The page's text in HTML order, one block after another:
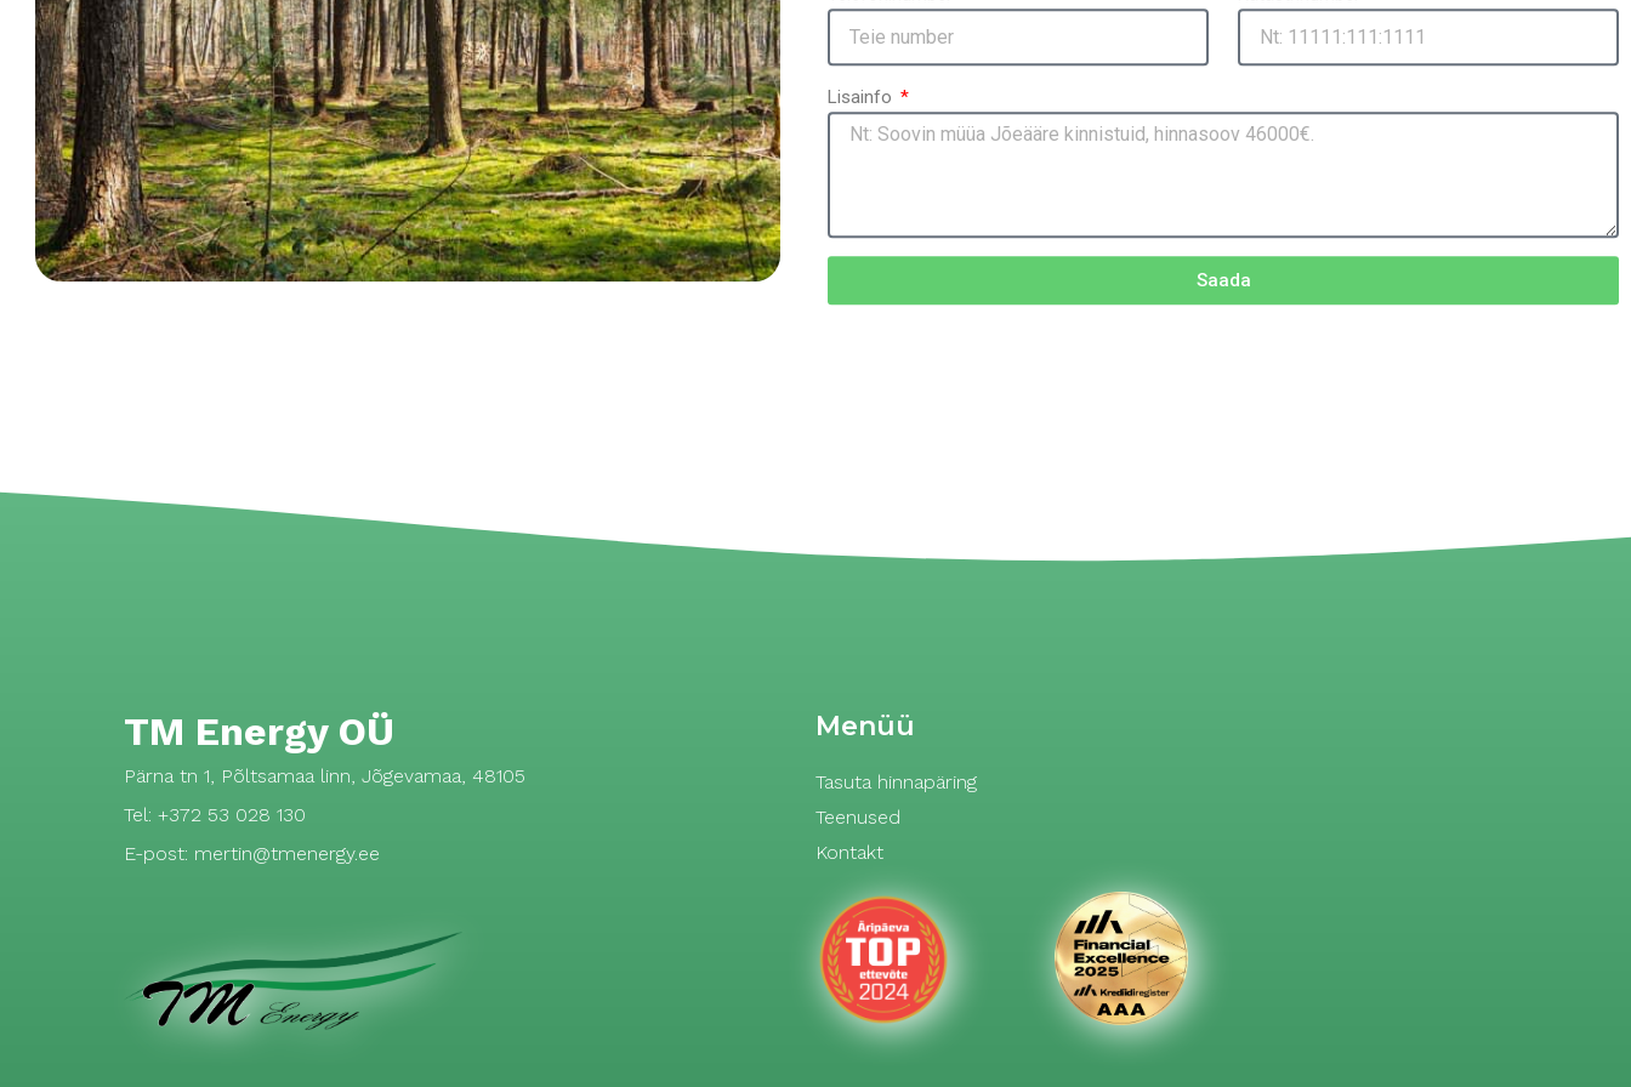
Lisainfo
Saada
TM Energy OÜ
Pärna tn 1, Põltsamaa linn, Jõgevamaa, 48105
Tel: +372 53 028 130
E-post: mertin@tmenergy.ee
Menüü
Tasuta hinnapäring
Teenused
Kontakt